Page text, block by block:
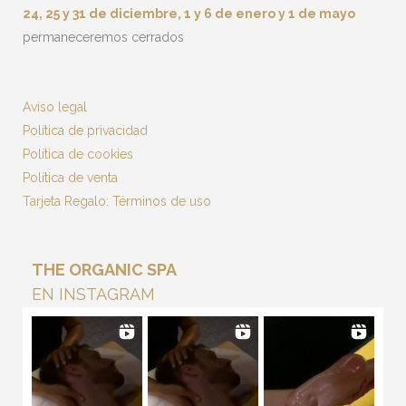
24, 25 y 31 de diciembre, 1 y 6 de enero y 1 de mayo
permaneceremos cerrados
Aviso legal
Política de privacidad
Política de cookies
Política de venta
Tarjeta Regalo: Términos de uso
THE ORGANIC SPA
EN INSTAGRAM